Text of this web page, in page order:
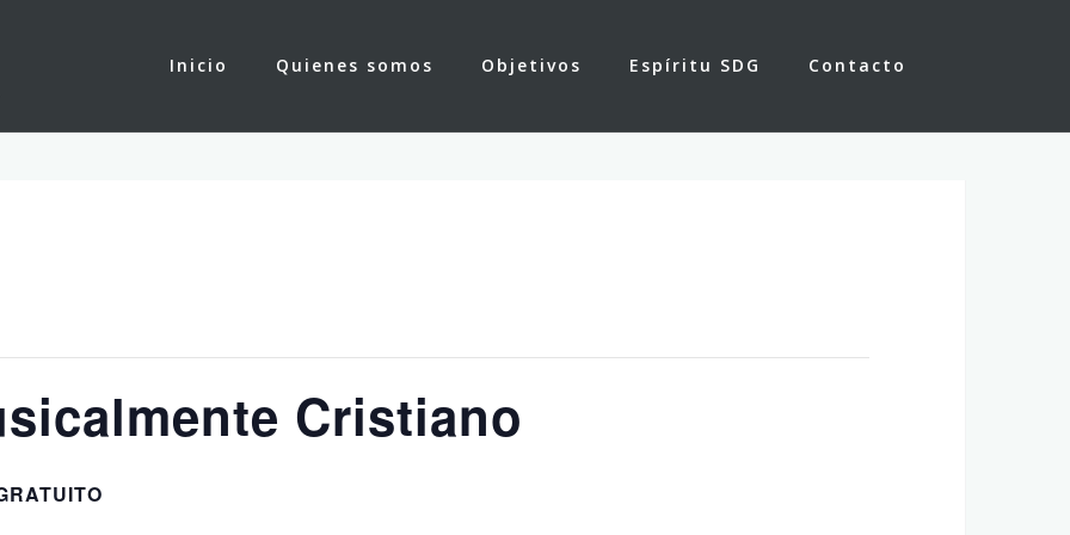
Inicio Quienes somos Objetivos Espíritu SDG Contacto
Cristiano